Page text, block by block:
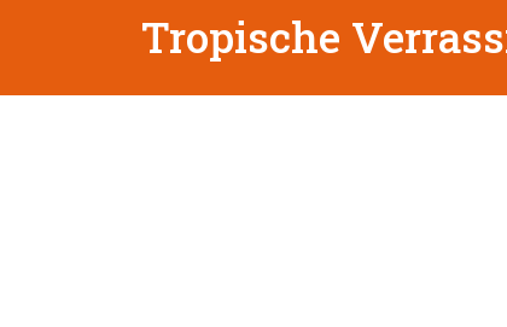
Tropische